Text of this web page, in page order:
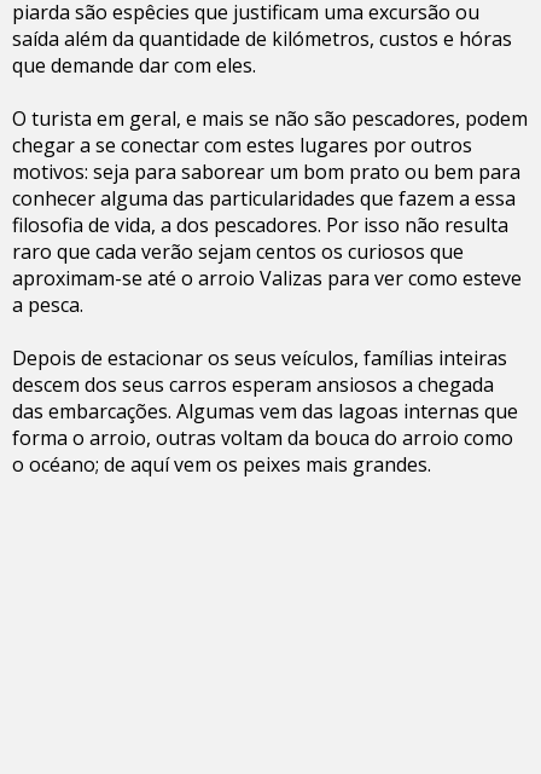
piarda são espêcies que justificam uma excursão ou
saída além da quantidade de kilómetros, custos e hóras
que demande dar com eles.
O turista em geral, e mais se não são pescadores, podem
chegar a se conectar com estes lugares por outros
motivos: seja para saborear um bom prato ou bem para
conhecer alguma das particularidades que fazem a essa
filosofia de vida, a dos pescadores. Por isso não resulta
raro que cada verão sejam centos os curiosos que
aproximam-se até o arroio Valizas para ver como esteve
a pesca.
Depois de estacionar os seus veículos, famílias inteiras
descem dos seus carros esperam ansiosos a chegada
das embarcações. Algumas vem das lagoas internas que
forma o arroio, outras voltam da bouca do arroio como
o océano; de aquí vem os peixes mais grandes.